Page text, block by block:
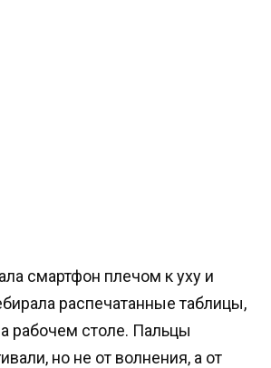
смартфон плечом к уху и
распечатанные таблицы,
рабочем столе. Пальцы
но не от волнения, а от